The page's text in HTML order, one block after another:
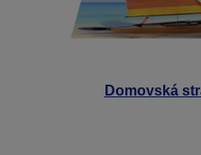
Domovská